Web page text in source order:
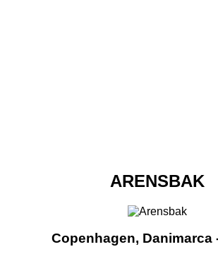
ARENSBAK
Copenhagen, Danimarca